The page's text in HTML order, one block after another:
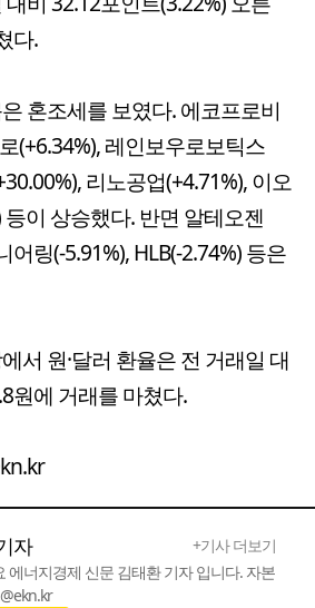
다.
혼조세를 보였다. 에코프로비
(+6.34%), 레인보우로보틱스
리노공업(+4.71%), 이오
이 상승했다. 반면 알테오젠
어링(-5.91%), HLB(-2.74%) 등은
서 원·달러 환율은 전 거래일 대
원에 거래를 마쳤다.
자
+기사 더보기
에너지경제 신문 김태환 기자 입니다. 자본